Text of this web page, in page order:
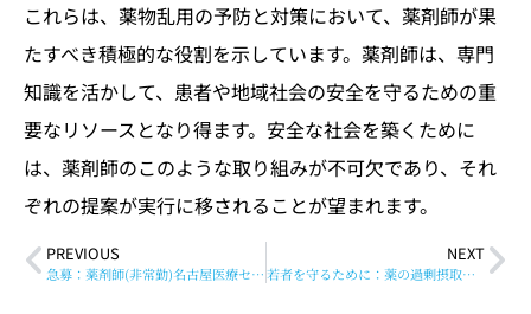
これらは、薬物乱用の予防と対策において、薬剤師が果
たすべき積極的な役割を示しています。薬剤師は、専門
知識を活かして、患者や地域社会の安全を守るための重
要なリソースとなり得ます。安全な社会を築くために
は、薬剤師のこのような取り組みが不可欠であり、それ
ぞれの提案が実行に移されることが望まれます。
PREVIOUS
急募：薬剤師(非常勤)名古屋医療センター 中区
NEXT
若者を守るために：薬の過剰摂取「オーバードーズ」の危険性と対策